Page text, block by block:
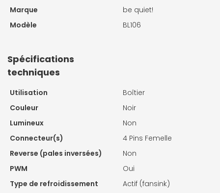
Marque
be quiet!
Modèle
BL106
Spécifications
techniques
Utilisation
Boîtier
Couleur
Noir
Lumineux
Non
Connecteur(s)
4 Pins Femelle
Reverse (pales inversées)
Non
PWM
Oui
Type de refroidissement
Actif (fansink)